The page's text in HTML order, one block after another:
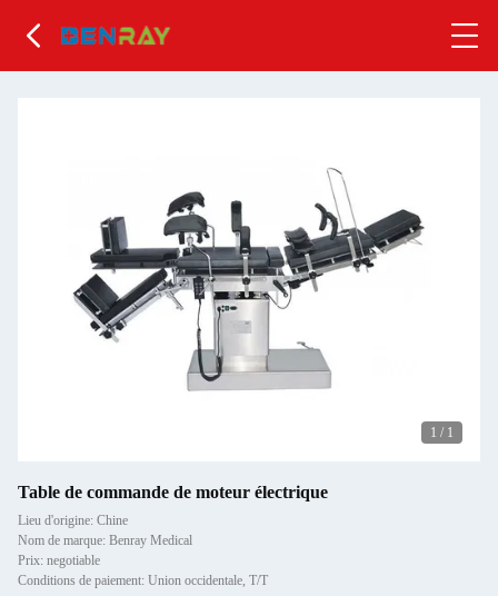
1 / 1
Table de commande de moteur électrique
Lieu d'origine: Chine
Nom de marque: Benray Medical
Prix: negotiable
Conditions de paiement: Union occidentale, T/T